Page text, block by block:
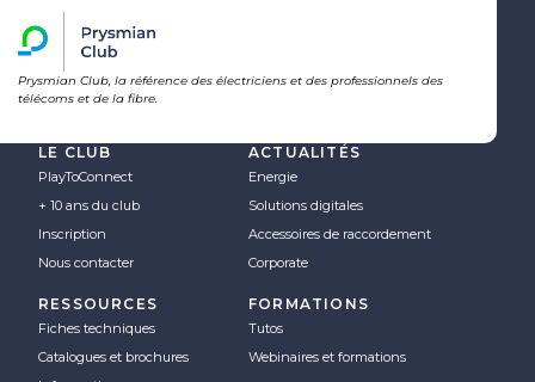
Prysmian Club, la référence des électriciens et des professionnels des
télécoms et de la fibre.
LE CLUB
PlayToConnect
+ 10 ans du club
Inscription
Nous contacter
ACTUALITÉS
Energie
Solutions digitales
Accessoires de raccordement
Corporate
RESSOURCES
Fiches techniques
Catalogues et brochures
FORMATIONS
Tutos
Webinaires et formations